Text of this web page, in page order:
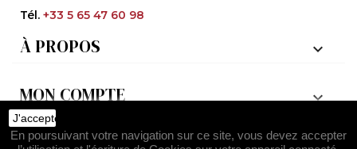
Tél. +33 5 65 47 60 98
À PROPOS 
MON COMPTE 
J'accepte
En poursuivant votre navigation sur ce site, vous devez accepter